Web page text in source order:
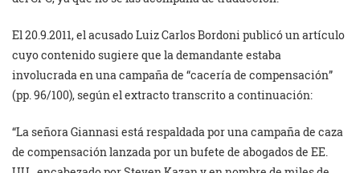
El 20.9.2011, el acusado Luiz Carlos Bordoni publicó un artículo
cuyo contenido sugiere que la demandante estaba
involucrada en una campaña de “cacería de compensación”
(pp. 96/100), según el extracto transcrito a continuación:
“La señora Giannasi está respaldada por una campaña de caza
de compensación lanzada por un bufete de abogados de EE.